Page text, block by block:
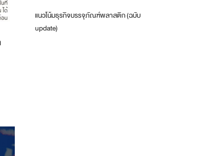
แนวโน้มธุรกิจบรรจุภัณฑ์พลาสติก (ฉบับ
update)